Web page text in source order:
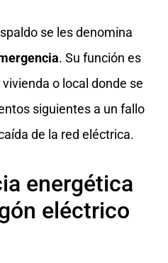
se les denomina
. Su función es
o local donde se
siguientes a un fallo
de la red eléctrica.
energética
eléctrico